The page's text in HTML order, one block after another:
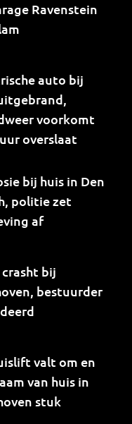
Ravenstein
auto bij
voorkomt
overslaat
bij huis in Den
politie zet
af
bij
bestuurder
valt om en
van huis in
stuk